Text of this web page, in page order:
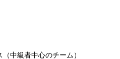
中級者中心のチーム）